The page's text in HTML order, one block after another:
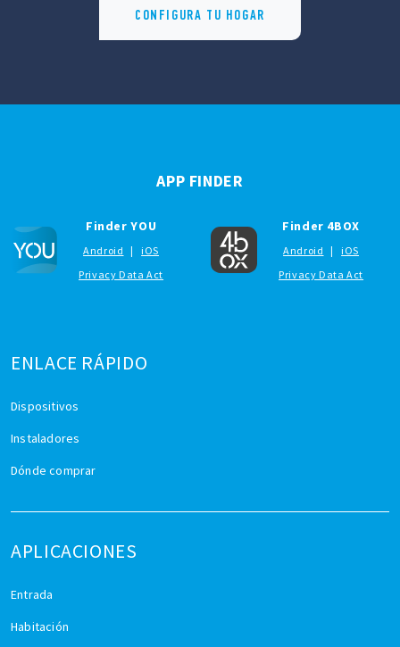
CONFIGURA TU HOGAR
ENLACE RÁPIDO
Dispositivos
Instaladores
Dónde comprar
APLICACIONES
Entrada
Habitación
APP FINDER
Finder YOU
Android |
iOS
Privacy Data Act
Finder 4BOX
Android |
iOS
Privacy Data Act